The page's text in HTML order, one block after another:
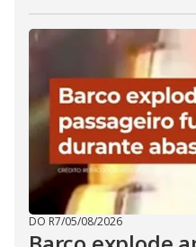
DO R7/05/08/2026